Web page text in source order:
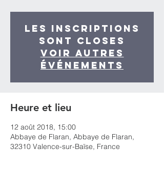
Les inscriptions
sont closes
Voir autres
événements
Heure et lieu
12 août 2018, 15:00
Abbaye de Flaran, Abbaye de Flaran,
32310 Valence-sur-Baïse, France